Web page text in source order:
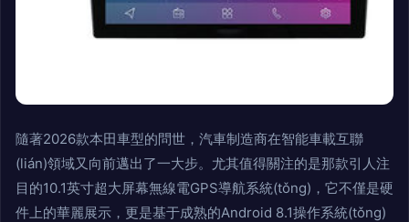
隨著2026款本田車型的問世，汽車制造商在智能車載互聯
(lián)領域又向前邁出了一大步。尤其值得關注的是那款引人注
目的10.1英寸超大屏幕無線電GPS導航系統(tǒng)，它不僅是硬
件上的華麗展示，更是基于成熟的Android 8.1操作系統(tǒng)